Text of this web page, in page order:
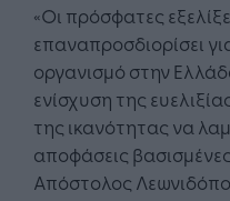
«Οι πρόσφατες
επαναπροσδιορίσει
οργανισμό στην
ενίσχυση της
της ικανότητας να
αποφάσεις
Απόστολος